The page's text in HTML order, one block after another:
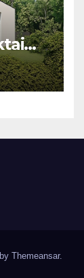
Themeansar.